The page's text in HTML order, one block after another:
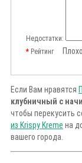
Недостатки:
РейтингПлохо
Если Вам нравятся
клубничный с
чтобы перекусить
из Krispy Kreme на
вашего города.